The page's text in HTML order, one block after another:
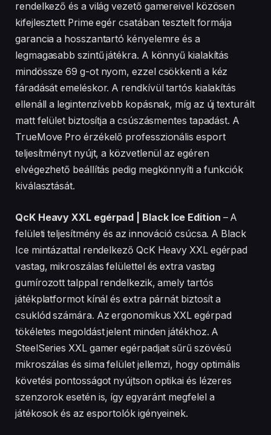
rendelkező és a világ vezető gamereivel közösen
kifejlesztett Prime egér csatában tesztelt formája
garancia a hosszantartó kényelemre és a
legmagasabb szintű játékra. A könnyű kialakítás
mindössze 69 g-ot nyom, ezzel csökkenti a kéz
fáradását emeléskor. A rendkívül tartós kialakítás
ellenáll a legintenzívebb kopásnak, míg az új texturált
matt felület biztosítja a csúszásmentes tapadást. A
TrueMove Pro érzékelő professzionális esport
teljesítményt nyújt, a közvetlenül az egéren
elvégezhető beállítás pedig megkönnyíti a funkciók
kiválasztását.
QcK Heavy XXL egérpad | Black Ice Edition – A
felületi teljesítmény és az innováció csúcsa. A Black
Ice mintázattal rendelkező QcK Heavy XXL egérpad
vastag, mikroszálas felülettel és extra vastag
gumírozott talppal rendelkezik, amely tartós
játékplatformot kínál és extra párnát biztosít a
csuklód számára. Az ergonomikus XXL egérpad
tökéletes megoldást jelent minden játékhoz. A
SteelSeries XXL gamer egérpadjait sűrű szövésű
mikroszálas és sima felület jellemzi, hogy optimális
követési pontosságot nyújtson optikai és lézeres
szenzorok esetén is, így egyaránt megfelel a
játékosok és az esportolók igényeinek.